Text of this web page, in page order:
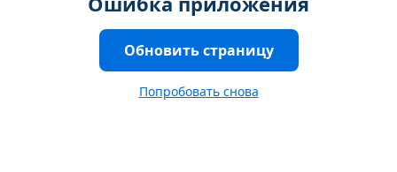
Обновить страницу
Попробовать снова